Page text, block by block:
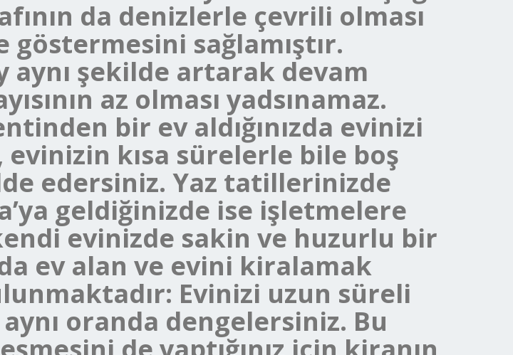
da denizlerle çevrili olması
göstermesini sağlamıştır.
şekilde artarak devam
az olması yadsınamaz.
bir ev aldığınızda evinizi
kısa sürelerle bile boş
edersiniz. Yaz tatillerinizde
geldiğinizde ise işletmelere
evinizde sakin ve huzurlu bir
ev alan ve evini kiralamak
Evinizi uzun süreli
oranda dengelersiniz. Bu